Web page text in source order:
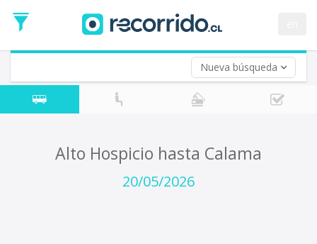
Nueva búsqueda
de
Ida
Vuelta (opcional)
Fecha
de
Alto Hospicio hasta Calama
20/05/2026